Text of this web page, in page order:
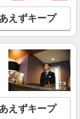
ハビリ補助・送
い有/週払い有/交
見る
えずキープ
えずキープ